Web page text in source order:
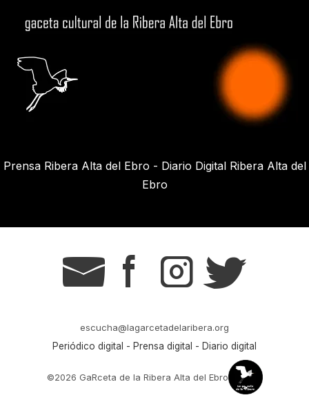
Prensa Ribera Alta del Ebro - Diario Digital Ribera Alta del
Ebro
g s t r
escucha@lagarcetadelaribera.org
Periódico digital - Prensa digital - Diario digital
©2026 GaRceta de la Ribera Alta del Ebro